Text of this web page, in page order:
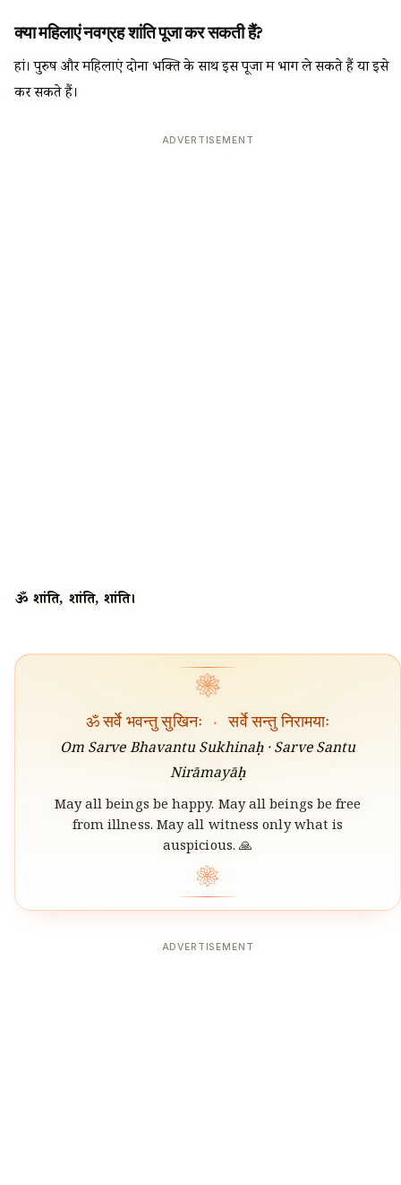
क्या महिलाएं नवग्रह शांति पूजा कर सकती हैं?
हां। पुरुष और महिलाएं दोनों भक्ति के साथ इस पूजा में भाग ले सकते हैं या इसे
कर सकते हैं।
ADVERTISEMENT
ॐ शांति, शांति, शांति।
❀
ॐ सर्वे भवन्तु सुखिनः · सर्वे सन्तु निरामयाः
Om Sarve Bhavantu Sukhinaḥ · Sarve Santu
Nirāmayāḥ
May all beings be happy. May all beings be free
from illness. May all witness only what is
auspicious. 🙏
❀
ADVERTISEMENT